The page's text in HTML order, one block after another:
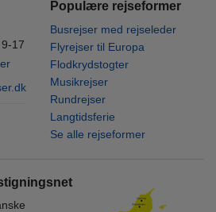
17
Populære rejseformer
Busrejser med rejseleder
Flyrejser til Europa
Flodkrydstogter
Musikrejser
Rundrejser
Langtidsferie
Se alle rejseformer